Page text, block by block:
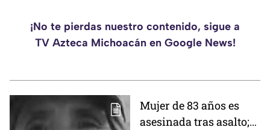
¡No te pierdas nuestro contenido, sigue a
TV Azteca Michoacán en Google News!
Mujer de 83 años es
asesinada tras asalto;